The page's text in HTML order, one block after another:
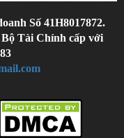
Số 41H8017872.
Tài Chính cấp với